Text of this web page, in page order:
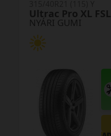
NYÁRI GUMI
Ultrac Pro XL FSL